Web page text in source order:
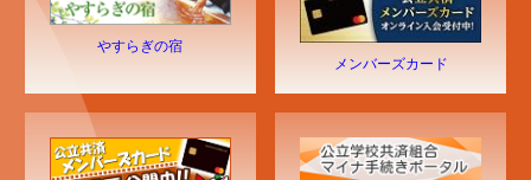
やすらぎの宿
メンバーズカード